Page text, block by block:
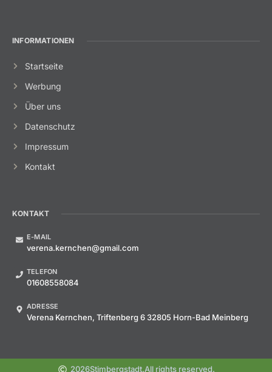
INFORMATIONEN
Startseite
Werbung
Über uns
Datenschutz
Impressum
Kontakt
KONTAKT
E-MAIL
verena.kernchen@gmail.com
TELEFON
01608558084
ADRESSE
Verena Kernchen, Triftenberg 6 32805 Horn-Bad Meinberg
2026Stimbergstadt.All rights reserved.